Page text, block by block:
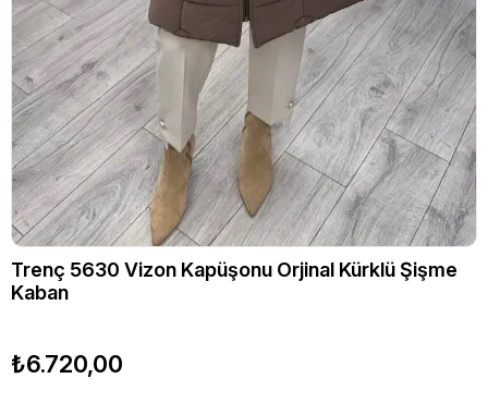
Trenç 5630 Vizon Kapüşonu Orjinal Kürklü Şişme
Kaban
₺6.720,00